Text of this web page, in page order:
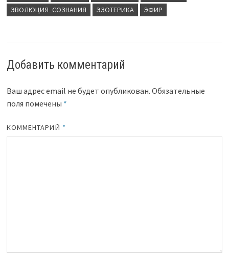
ЭВОЛЮЦИЯ_СОЗНАНИЯ
ЭЗОТЕРИКА ЭФИР
Добавить комментарий
Ваш адрес email не будет опубликован. Обязательные
поля помечены *
КОММЕНТАРИЙ *